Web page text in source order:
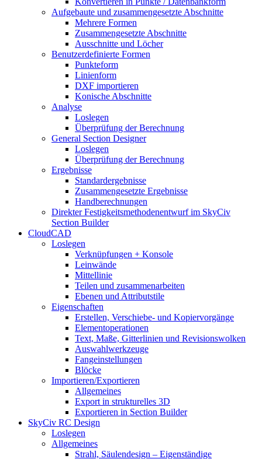
Aufgebaute und zusammengesetzte Abschnitte
Mehrere Formen
Zusammengesetzte Abschnitte
Ausschnitte und Löcher
Benutzerdefinierte Formen
Punkteform
Linienform
DXF importieren
Konische Abschnitte
Analyse
Loslegen
Überprüfung der Berechnung
General Section Designer
Loslegen
Überprüfung der Berechnung
Ergebnisse
Standardergebnisse
Zusammengesetzte Ergebnisse
Handberechnungen
Direkter Festigkeitsmethodenentwurf im SkyCiv
Section Builder
CloudCAD
Loslegen
Verknüpfungen + Konsole
Leinwände
Mittellinie
Teilen und zusammenarbeiten
Ebenen und Attributstile
Eigenschaften
Erstellen, Verschiebe- und Kopiervorgänge
Elementoperationen
Text, Maße, Gitterlinien und Revisionswolken
Auswahlwerkzeuge
Fangeinstellungen
Blöcke
Importieren/Exportieren
Allgemeines
Export in strukturelles 3D
Exportieren in Section Builder
SkyCiv RC Design
Loslegen
Allgemeines
Strahl, Säulendesign – Eigenständige